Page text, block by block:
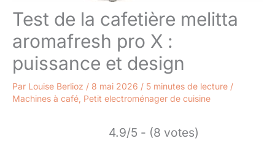
Test de la cafetière melitta
aromafresh pro X :
puissance et design
Par Louise Berlioz / 8 mai 2026 / 5 minutes de lecture /
Machines à café Petit electroménager de cuisine
4.9/5 - (8 votes)